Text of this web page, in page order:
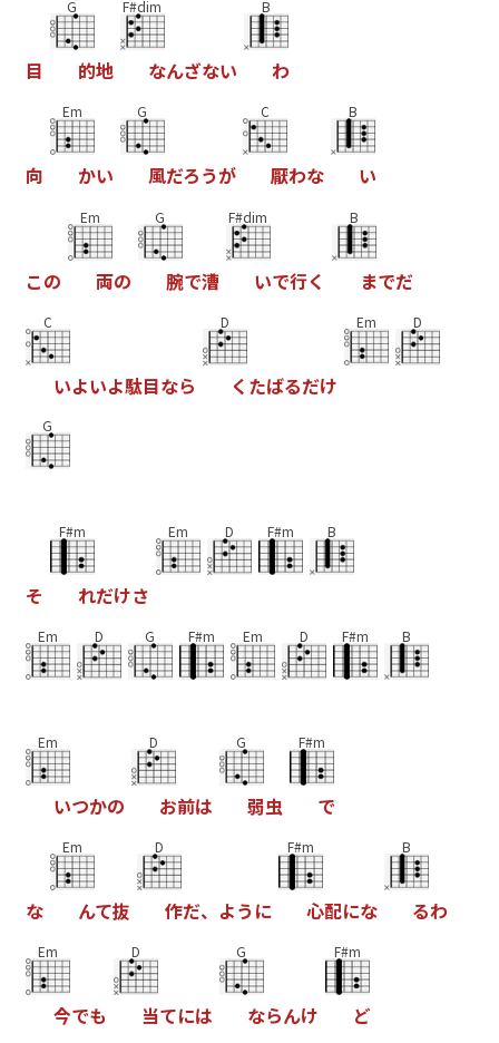
目
G
的地
F#dim
なんざない
B
わ
向
Em
かい
G
風だろうが
C
厭わな
B
い
この
Em
両の
G
腕で漕
F#dim
いで行く
B
までだ
C
いよいよ駄目なら
D
く たばるだけ
Em D
G
そ
F#m
れだけさ
Em D F#m B
Em D G F#m Em D F#m B
Em
いつかの
D
お前は
G
弱虫
F#m
で
な
Em
んて抜
D
作だ、 よう に
F#m
心配にな
B
るわ
Em
今でも
D
当てには
G
ならんけ
F#m
ど